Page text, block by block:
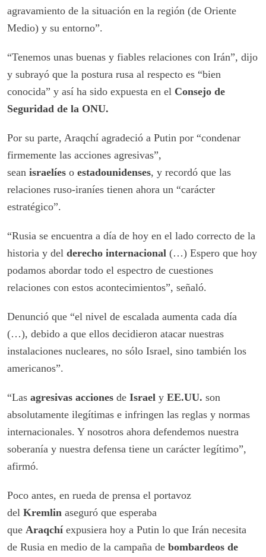
agravamiento de la situación en la región (de Oriente
Medio) y su entorno”.
“Tenemos unas buenas y fiables relaciones con Irán”, dijo
y subrayó que la postura rusa al respecto es “bien
conocida” y así ha sido expuesta en el Consejo de
Seguridad de la ONU.
Por su parte, Araqchí agradeció a Putin por “condenar
firmemente las acciones agresivas”,
sean israelíes o estadounidenses, y recordó que las
relaciones ruso-iraníes tienen ahora un “carácter
estratégico”.
“Rusia se encuentra a día de hoy en el lado correcto de la
historia y del derecho internacional (…) Espero que hoy
podamos abordar todo el espectro de cuestiones
relaciones con estos acontecimientos”, señaló.
Denunció que “el nivel de escalada aumenta cada día
(…), debido a que ellos decidieron atacar nuestras
instalaciones nucleares, no sólo Israel, sino también los
americanos”.
“Las agresivas acciones de Israel y EE.UU. son
absolutamente ilegítimas e infringen las reglas y normas
internacionales. Y nosotros ahora defendemos nuestra
soberanía y nuestra defensa tiene un carácter legítimo”,
afirmó.
Poco antes, en rueda de prensa el portavoz
del Kremlin aseguró que esperaba
que Araqchí expusiera hoy a Putin lo que Irán necesita
de Rusia en medio de la campaña de bombardeos de